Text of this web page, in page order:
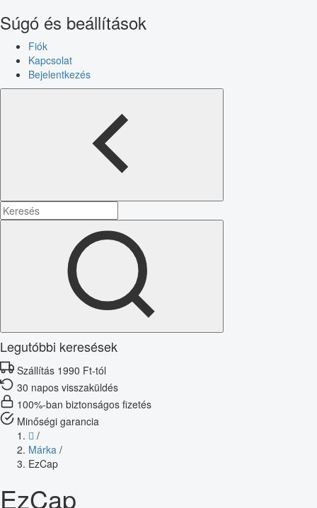
Súgó és beállítások
Fiók
Kapcsolat
Bejelentkezés
Legutóbbi keresések
Szállítás 1990 Ft-tól
30 napos visszaküldés
100%-ban biztonságos fizetés
Minőségi garancia
/
Márka /
EzCap
EzCap